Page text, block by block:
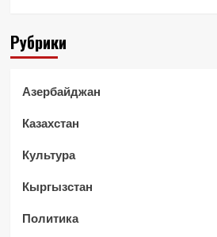
Рубрики
Азербайджан
Казахстан
Культура
Кыргызстан
Политика